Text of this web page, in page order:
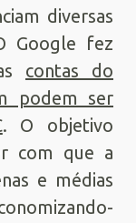
diversas
Google fez
contas do
podem ser
. O objetivo
com que a
e médias